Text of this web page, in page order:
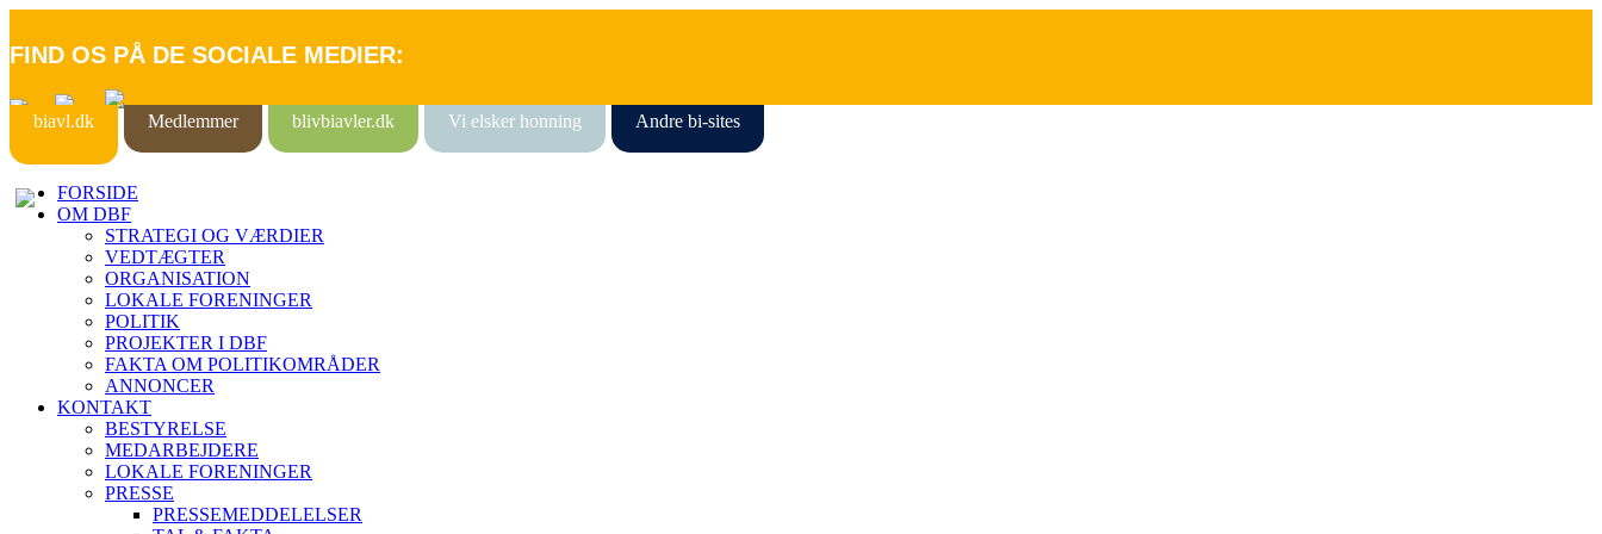
FIND OS PÅ DE SOCIALE MEDIER:
biavl.dk Medlemmer blivbiavler.dk Vi elsker honning Andre bi-sites
FORSIDE
OM DBF
STRATEGI OG VÆRDIER
VEDTÆGTER
ORGANISATION
LOKALE FORENINGER
POLITIK
PROJEKTER I DBF
FAKTA OM POLITIKOMRÅDER
ANNONCER
KONTAKT
BESTYRELSE
MEDARBEJDERE
LOKALE FORENINGER
PRESSE
PRESSEMEDDELELSER